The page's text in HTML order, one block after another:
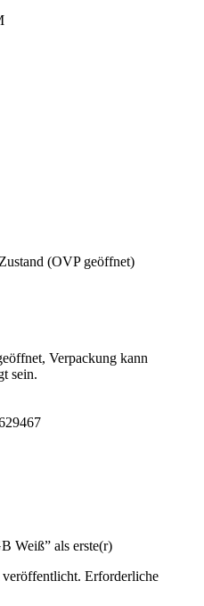
(OVP geöffnet)
Verpackung kann
sein.
Weiß” als erste(r)
Erforderliche